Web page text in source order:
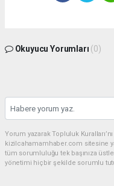
Okuyucu Yorumları (0)
Yorum yazarak Topluluk
kizilcahamamhaber.com sitesine
tüm sorumluluğu tek başınıza
yönetimi hiçbir şekilde sorumlu